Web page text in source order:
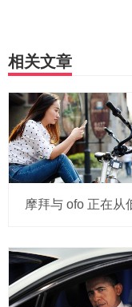
相关文章